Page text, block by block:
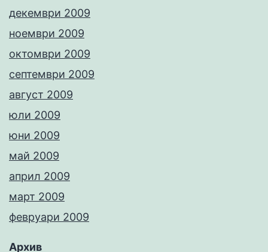
декември 2009
ноември 2009
октомври 2009
септември 2009
август 2009
юли 2009
юни 2009
май 2009
април 2009
март 2009
февруари 2009
Архив